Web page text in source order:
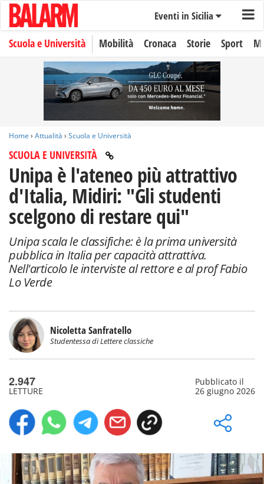
Eventi in Sicilia
Scuola e Università Mobilità Cronaca Storie Sport
Home › Attualità › Scuola e Università
SCUOLA E UNIVERSITÀ
Unipa è l'ateneo più attrattivo
d'Italia, Midiri: "Gli studenti
scelgono di restare qui"
Unipa scala le classifiche: è la prima università
pubblica in Italia per capacità attrattiva.
Nell'articolo le interviste al rettore e al prof Fabio
Lo Verde
Nicoletta Sanfratello
Studentessa di Lettere classiche
2.947
LETTURE
Pubblicato il
26 giugno 2026